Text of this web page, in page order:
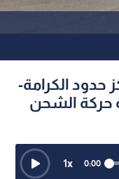
حدود الكرامة-
حركة الشحن
0:00
1x